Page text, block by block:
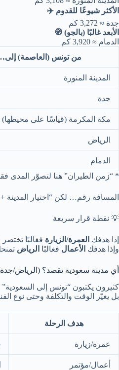
الأكثر شيوعًا للقدوم ✈️
جدة ≈ 3,272 كم
الأبعد غالبًا (بالجو) 🧭
الدمام ≈ 3,920 كم
من تونس (العاصمة)
المدينة المنورة
جدة
مكة المكرمة (قياسًا على محيطها)
الرياض
الدمام
* “زمن الطيران” هنا لتصوّر المدى
المسافة رقم… لكن “اختيار
💡 نقطة قرار سريعة
إذا هدفك العمرة/الزيارة فغالبًا
وإذا هدفك الأعمال فغالبًا الرياض
أي مدينة سعودية تقصد؟ (الرياض/جدة/
كثيرون يكتبون “تونس إلى
بل يغيّر الوقت والتكلفة وحتى نوع
هدف الرحلة
عمرة/زيارة
أعمال/مؤتمر